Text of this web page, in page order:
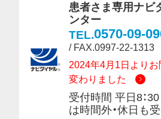
患者さま専用ナビ
ンター
TEL.0570-09-
/ FAX.0997-22-1313
2024年4月1日より
変わりました
受付時間 平日8：
は時間外・休日も